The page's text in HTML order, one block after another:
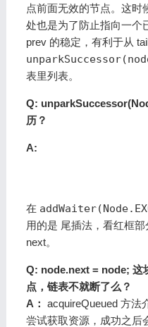
点前面无效的节点。这时
处也是为了防止指向一个
prev 的稳定，有利于从
表里列表。
Q:
历？
A:
在
用的是 尾插法，看红框部
next。
Q: node.next = node; 这
点，链表不就断了么？
A： acquireQueued 方法
尝试获取资源，成功之后